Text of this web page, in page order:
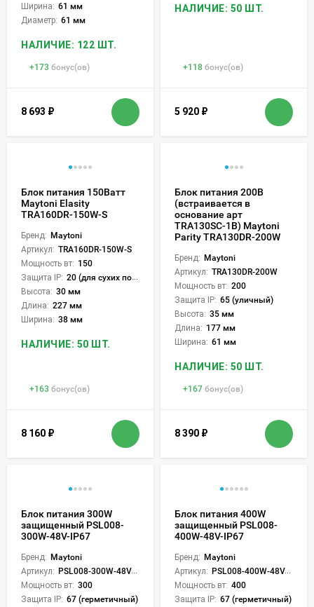
Ширина: 61 мм
Диаметр: 61 мм
НАЛИЧИЕ: 122 ШТ.
+173 бонус(ов)
8 693 ₽
НАЛИЧИЕ: 50 ШТ.
+118 бонус(ов)
5 920 ₽
Блок питания 150Ватт
Maytoni Elasity
TRA160DR-150W-S
Бренд: Maytoni
Артикул: TRA160DR-150W-S
Мощность вт: 150
Защита IP: 20 (для сухих пом.)
Высота: 30 мм
Длина: 227 мм
Ширина: 38 мм
НАЛИЧИЕ: 50 ШТ.
+163 бонус(ов)
8 160 ₽
Блок питания 200В
(встраивается в
основание арт
TRA130SC-1B) Maytoni
Parity TRA130DR-200W
Бренд: Maytoni
Артикул: TRA130DR-200W
Мощность вт: 200
Защита IP: 65 (уличный)
Высота: 35 мм
Длина: 177 мм
Ширина: 61 мм
НАЛИЧИЕ: 50 ШТ.
+167 бонус(ов)
8 390 ₽
Блок питания 300W
защищенный PSL008-
300W-48V-IP67
Бренд: Maytoni
Артикул: PSL008-300W-48V-IP67
Мощность вт: 300
Защита IP: 67 (герметичный)
Блок питания 400W
защищенный PSL008-
400W-48V-IP67
Бренд: Maytoni
Артикул: PSL008-400W-48V-IP67
Мощность вт: 400
Защита IP: 67 (герметичный)